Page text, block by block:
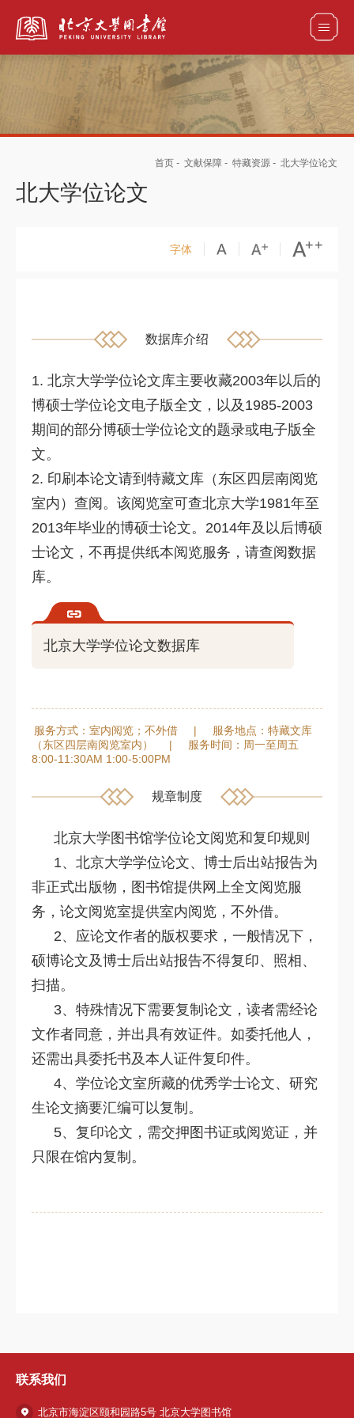
电子图书和电子期刊导航
首页 - 文献保障 - 特藏资源 - 北大学位论文
北大学位论文
字体
数据库介绍
1. 北京大学学位论文库主要收藏2003年以后的
博硕士学位论文电子版全文，以及1985-2003
期间的部分博硕士学位论文的题录或电子版全
文。
2. 印刷本论文请到特藏文库（东区四层南阅览
室内）查阅。该阅览室可查北京大学1981年至
2013年毕业的博硕士论文。2014年及以后博硕
士论文，不再提供纸本阅览服务，请查阅数据
库。
北京大学学位论文数据库
服务方式：室内阅览；不外借 |
服务地点：特藏文库
（东区四层南阅览室内）
|
服务时间：周一至周五
8:00-11:30AM 1:00-5:00PM
规章制度
北京大学图书馆学位论文阅览和复印规则
1、北京大学学位论文、博士后出站报告为
非正式出版物，图书馆提供网上全文阅览服
务，论文阅览室提供室内阅览，不外借。
2、应论文作者的版权要求，一般情况下，
硕博论文及博士后出站报告不得复印、照相、
扫描。
3、特殊情况下需要复制论文，读者需经论
文作者同意，并出具有效证件。如委托他人，
还需出具委托书及本人证件复印件。
4、学位论文室所藏的优秀学士论文、研究
生论文摘要汇编可以复制。
5、复印论文，需交押图书证或阅览证，并
只限在馆内复制。
联系我们
北京市海淀区颐和园路5号 北京大学图书馆